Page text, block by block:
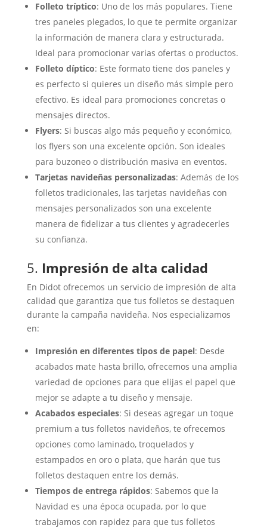
Folleto tríptico: Uno de los más populares. Tiene
tres paneles plegados, lo que te permite organizar
la información de manera clara y estructurada.
Ideal para promocionar varias ofertas o productos.
Folleto díptico: Este formato tiene dos paneles y
es perfecto si quieres un diseño más simple pero
efectivo. Es ideal para promociones concretas o
mensajes directos.
Flyers: Si buscas algo más pequeño y económico,
los flyers son una excelente opción. Son ideales
para buzoneo o distribución masiva en eventos.
Tarjetas navideñas personalizadas: Además de los
folletos tradicionales, las tarjetas navideñas con
mensajes personalizados son una excelente
manera de fidelizar a tus clientes y agradecerles
su confianza.
5. Impresión de alta calidad
En Didot ofrecemos un servicio de impresión de alta
calidad que garantiza que tus folletos se destaquen
durante la campaña navideña. Nos especializamos
en:
Impresión en diferentes tipos de papel: Desde
acabados mate hasta brillo, ofrecemos una amplia
variedad de opciones para que elijas el papel que
mejor se adapte a tu diseño y mensaje.
Acabados especiales: Si deseas agregar un toque
premium a tus folletos navideños, te ofrecemos
opciones como laminado, troquelados y
estampados en oro o plata, que harán que tus
folletos destaquen entre los demás.
Tiempos de entrega rápidos: Sabemos que la
Navidad es una época ocupada, por lo que
trabajamos con rapidez para que tus folletos